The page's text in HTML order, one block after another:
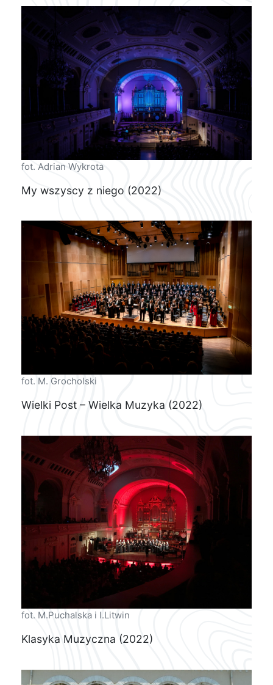
fot. Adrian Wykrota
My wszyscy z niego (2022)
fot. M. Grocholski
Wielki Post – Wielka Muzyka (2022)
fot. M.Puchalska i I.Litwin
Klasyka Muzyczna (2022)